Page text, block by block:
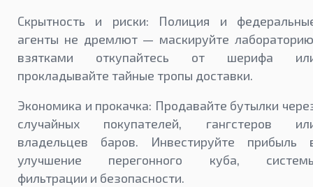
Скрытность и риски: Полиция и
агенты не дремлют — маскируйте
взятками откупайтесь от шерифа
прокладывайте тайные тропы доставки.
Экономика и прокачка: Продавайте бутылки
случайных покупателей, гангстеров
владельцев баров. Инвестируйте прибыль
улучшение перегонного куба,
фильтрации и безопасности.